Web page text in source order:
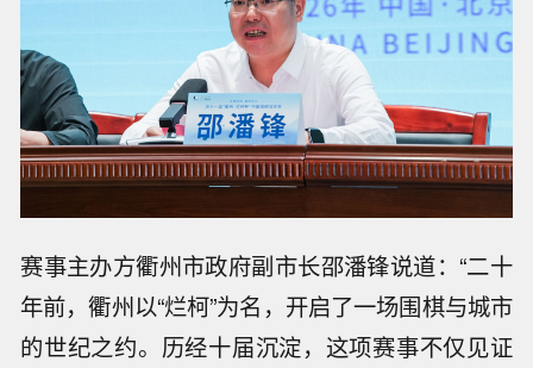
赛事主办方衢州市政府副市长邵潘锋说道：“二十
年前，衢州以“烂柯”为名，开启了一场围棋与城市
的世纪之约。历经十届沉淀，这项赛事不仅见证